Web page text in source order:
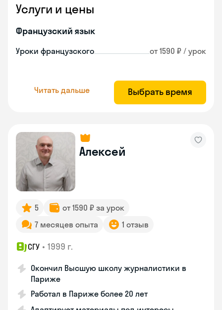
Услуги и цены
Французский язык
Уроки французского от 1590 ₽ / урок
Читать дальше Выбрать время
Алексей
5
от 1590 ₽ за урок
7 месяцев опыта
1 отзыв
СГУ • 1999 г.
Окончил Высшую школу журналистики в
Париже
Работал в Париже более 20 лет